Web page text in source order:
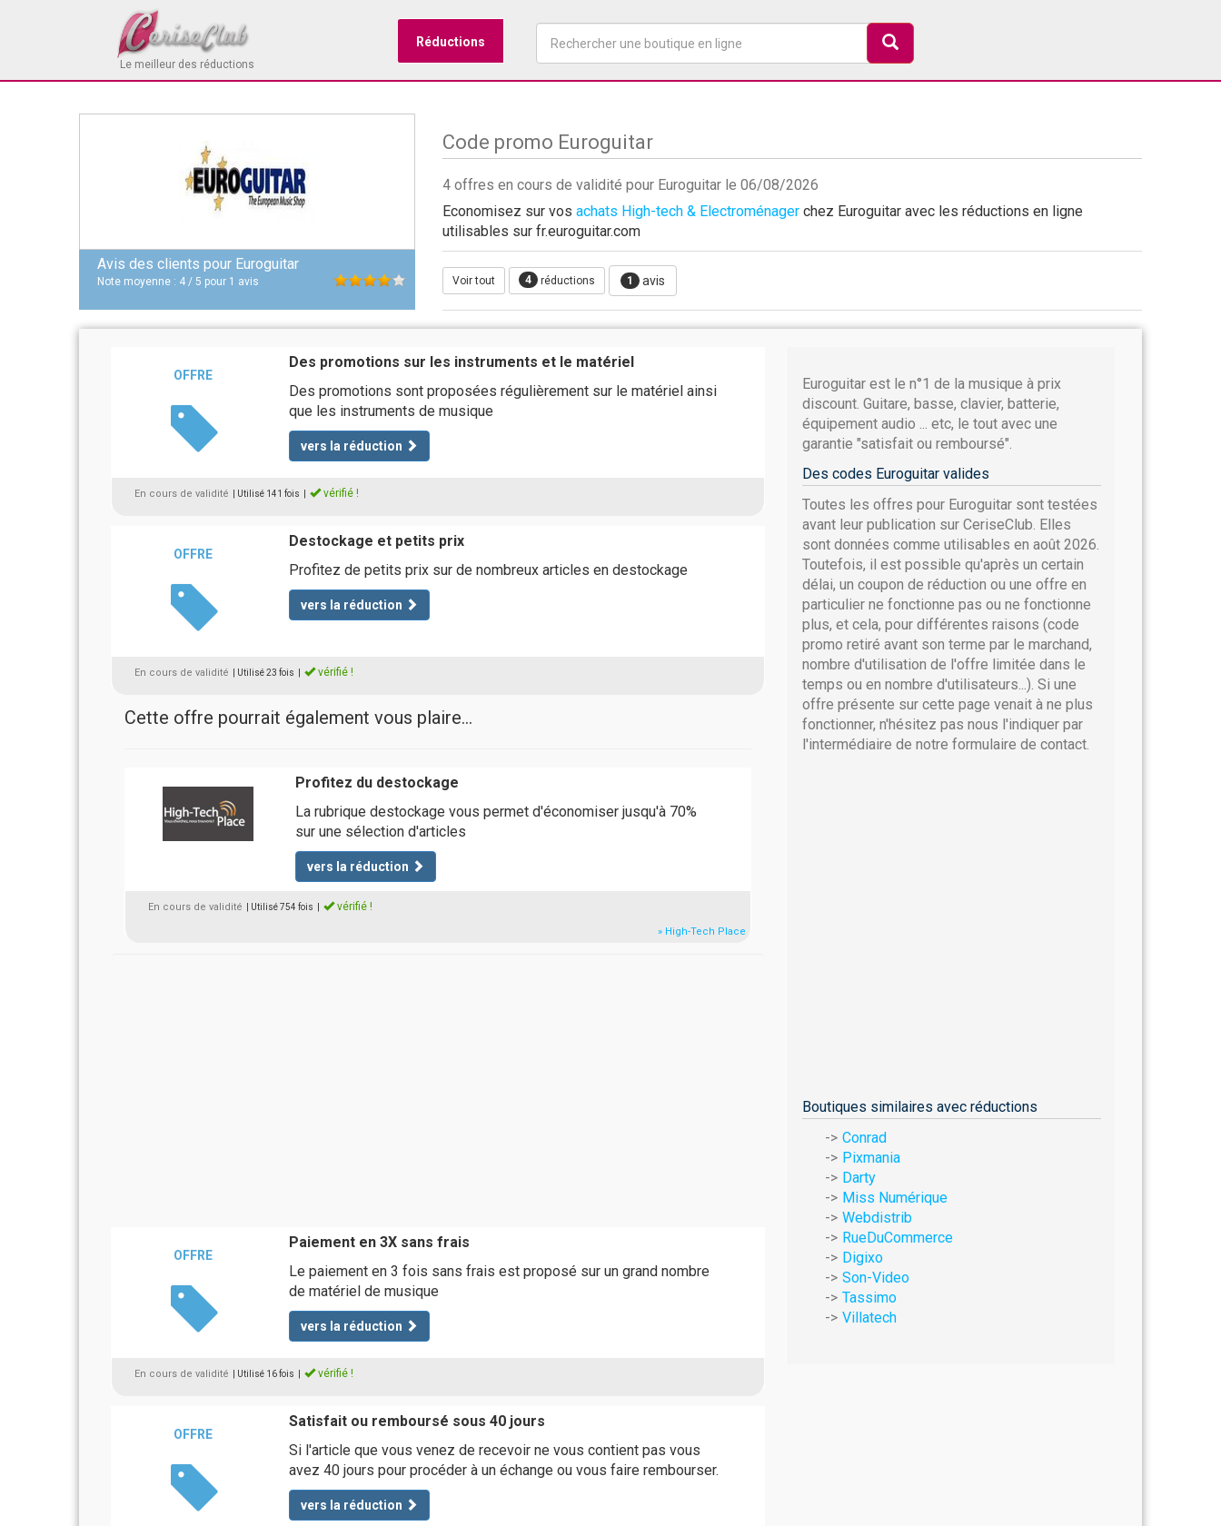
Le meilleur des réductions
Réductions
Avis des clients pour Euroguitar
Note moyenne : 4 / 5 pour 1 avis
Code promo Euroguitar
4 offres en cours de validité pour Euroguitar le 06/08/2026
Economisez sur vos achats High-tech & Electroménager chez Euroguitar avec les réductions en ligne
utilisables sur fr.euroguitar.com
Voir tout 4 réductions 1 avis
OFFRE
Des promotions sur les instruments et le matériel
Des promotions sont proposées régulièrement sur le matériel ainsi
que les instruments de musique
vers la réduction
En cours de validité | Utilisé 141 fois vérifié !
OFFRE
Destockage et petits prix
Profitez de petits prix sur de nombreux articles en destockage
vers la réduction
En cours de validité | Utilisé 23 fois vérifié !
Cette offre pourrait également vous plaire...
Profitez du destockage
La rubrique destockage vous permet d'économiser jusqu'à 70%
sur une sélection d'articles
vers la réduction
En cours de validité | Utilisé 754 fois vérifié !
» High-Tech Place
OFFRE
Paiement en 3X sans frais
Le paiement en 3 fois sans frais est proposé sur un grand nombre
de matériel de musique
vers la réduction
En cours de validité | Utilisé 16 fois vérifié !
OFFRE
Satisfait ou remboursé sous 40 jours
Si l'article que vous venez de recevoir ne vous contient pas vous
avez 40 jours pour procéder à un échange ou vous faire rembourser.
vers la réduction
Euroguitar est le n°1 de la musique à prix
discount. Guitare, basse, clavier, batterie,
équipement audio ... etc, le tout avec une
garantie "satisfait ou remboursé".
Des codes Euroguitar valides
Toutes les offres pour Euroguitar sont testées
avant leur publication sur CeriseClub. Elles
sont données comme utilisables en août 2026.
Toutefois, il est possible qu'après un certain
délai, un coupon de réduction ou une offre en
particulier ne fonctionne pas ou ne fonctionne
plus, et cela, pour différentes raisons (code
promo retiré avant son terme par le marchand,
nombre d'utilisation de l'offre limitée dans le
temps ou en nombre d'utilisateurs...). Si une
offre présente sur cette page venait à ne plus
fonctionner, n'hésitez pas nous l'indiquer par
l'intermédiaire de notre formulaire de contact.
Boutiques similaires avec réductions
Conrad
Pixmania
Darty
Miss Numérique
Webdistrib
RueDuCommerce
Digixo
Son-Video
Tassimo
Villatech